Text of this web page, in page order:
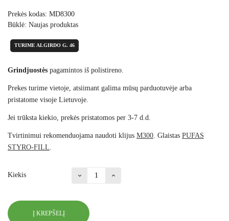
Prekės kodas: MD8300
Būklė: Naujas produktas
TURIME ALGIRDO G. 46
Grindjuostės pagamintos iš polistireno.
Prekes turime vietoje, atsiimant galima mūsų parduotuvėje arba
pristatome visoje Lietuvoje.
Jei trūksta kiekio, prekės pristatomos per 3-7 d.d.
Tvirtinimui rekomenduojama naudoti klijus M300. Glaistas PUFAS
STYRO-FILL.
Kiekis
Į KREPŠELĮ